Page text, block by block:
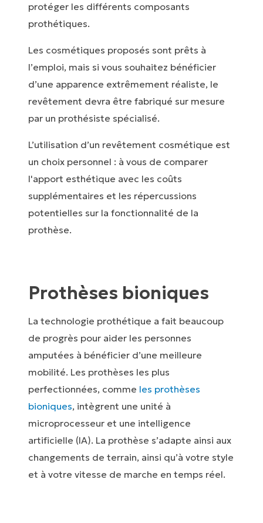
protéger les différents composants
prothétiques.
Les cosmétiques proposés sont prêts à
l’emploi, mais si vous souhaitez bénéficier
d’une apparence extrêmement réaliste, le
revêtement devra être fabriqué sur mesure
par un prothésiste spécialisé.
L’utilisation d’un revêtement cosmétique est
un choix personnel : à vous de comparer
l'apport esthétique avec les coûts
supplémentaires et les répercussions
potentielles sur la fonctionnalité de la
prothèse.
Prothèses bioniques
La technologie prothétique a fait beaucoup
de progrès pour aider les personnes
amputées à bénéficier d’une meilleure
mobilité. Les prothèses les plus
perfectionnées, comme les prothèses
bioniques, intègrent une unité à
microprocesseur et une intelligence
artificielle (IA). La prothèse s’adapte ainsi aux
changements de terrain, ainsi qu’à votre style
et à votre vitesse de marche en temps réel.